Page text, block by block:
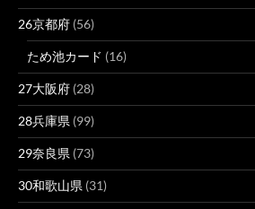
26京都府 (56)
ため池カード (16)
27大阪府 (28)
28兵庫県 (99)
29奈良県 (73)
30和歌山県 (31)